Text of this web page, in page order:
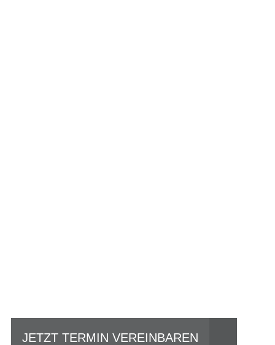
JETZT TERMIN VEREINBAREN